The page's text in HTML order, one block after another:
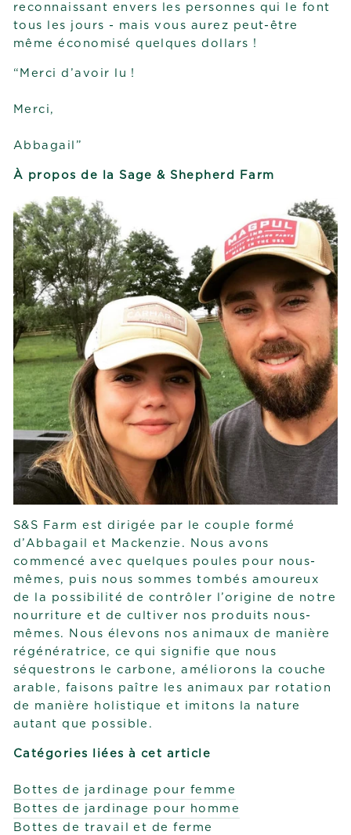
reconnaissant envers les personnes qui le font
tous les jours - mais vous aurez peut-être
même économisé quelques dollars !
“Merci d’avoir lu !
Merci,
Abbagail”
À propos de la Sage & Shepherd Farm
S&S Farm est dirigée par le couple formé
d’Abbagail et Mackenzie. Nous avons
commencé avec quelques poules pour nous-
mêmes, puis nous sommes tombés amoureux
de la possibilité de contrôler l’origine de notre
nourriture et de cultiver nos produits nous-
mêmes. Nous élevons nos animaux de manière
régénératrice, ce qui signifie que nous
séquestrons le carbone, améliorons la couche
arable, faisons paître les animaux par rotation
de manière holistique et imitons la nature
autant que possible.
Catégories liées à cet article
Bottes de jardinage pour femme
Bottes de jardinage pour homme
Bottes de travail et de ferme